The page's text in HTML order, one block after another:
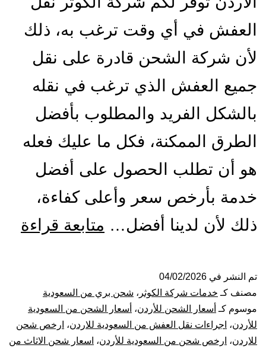
العفش في أي وقت ترغب به، ذلك
لأن شركة الشحن قادرة على نقل
جميع العفش الذي ترغب في نقله
بالشكل الفريد والمطلوب بأفضل
الطرق الممكنة، فكل ما عليك فعله
هو أن تطلب الحصول على أفضل
خدمة بأرخص سعر وأعلى كفاءة،
ذلك لأن لدينا أفضل… متابعة قراءة
تم النشر في 04/02/2026
مصنف كـ خدمات شركة الكوثر ، شحن بري من السعودية
موسوم كـ أسعار الشحن للأردن، أسعار الشحن من السعودية
للأردن، اجراءات نقل العفش من السعودية للاردن، ارخص شحن
للاردن، ارخص شحن من السعودية للأردن، اسعار شحن الاثاث من